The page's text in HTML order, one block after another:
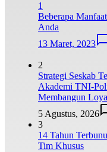
1
Beberapa
Anda
13 Maret, 2023
2
Strategi Seskab
Akademi TNI-
Membangun
5 Agustus, 2026
3
14 Tahun
Tim Khusus